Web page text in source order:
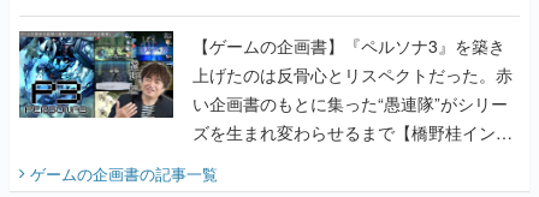
い企画書のもとに集った“愚連隊”がシリー
ズを生まれ変わらせるまで【橋野桂インタ
ビュー】
ゲームの企画書の記事一覧
若ゲのいたり〜ゲームクリエイターの青春〜
田中圭一のゲーム業界取材マンガ『若ゲの